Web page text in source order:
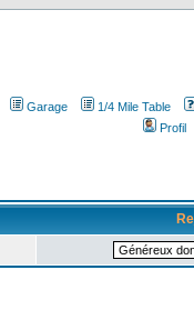
Garage
1/4 Mile Table
Profil